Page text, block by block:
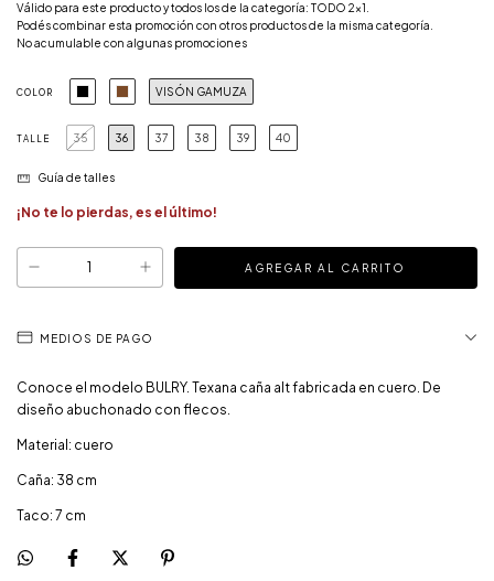
Válido para este producto y todos los de la categoría: TODO 2x1.
Podés combinar esta promoción con otros productos de la misma categoría.
No acumulable con algunas promociones
COLOR VISÓN GAMUZA
TALLE 35 36 37 38 39 40
Guía de talles
¡No te lo pierdas, es el último!
MEDIOS DE PAGO
Conoce el modelo BULRY. Texana caña alt fabricada en cuero. De
diseño abuchonado con flecos.
Material: cuero
Caña: 38 cm
Taco: 7 cm